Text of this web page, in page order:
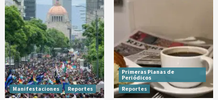
Manifestaciones Reportes
Primeras Planas de
Periódicos
Reportes